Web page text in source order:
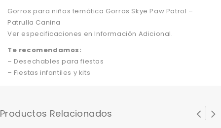
Gorros para niños temática Gorros Skye Paw Patrol –
Patrulla Canina
Ver especificaciones en Información Adicional.
Te recomendamos:
– Desechables para fiestas
– Fiestas infantiles y kits
Productos Relacionados